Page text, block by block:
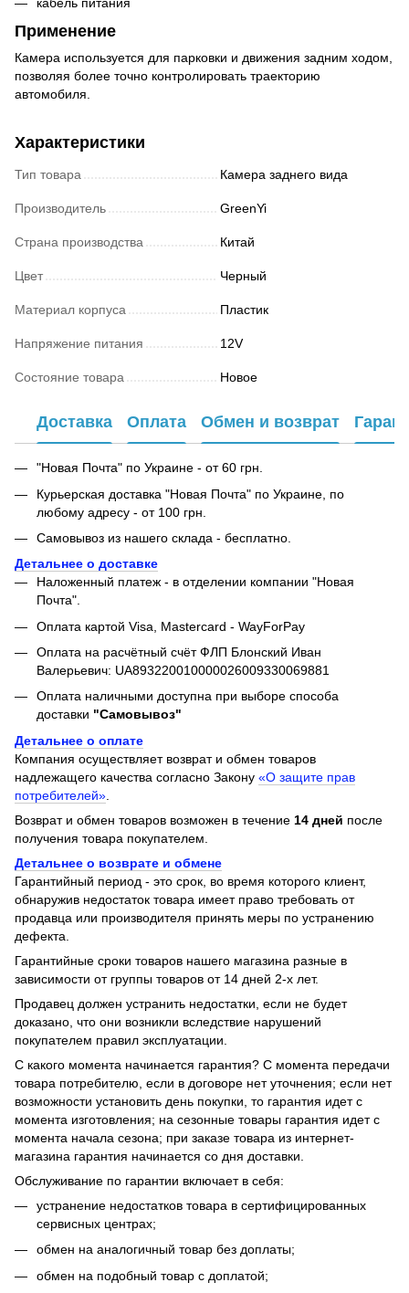
Применение
Камера используется для парковки и движения задним ходом,
позволяя более точно контролировать траекторию
автомобиля.
Характеристики
Тип товара Камера заднего вида
Производитель GreenYi
Страна производства Китай
Цвет Черный
Материал корпуса Пластик
Напряжение питания 12V
Состояние товара Новое
Доставка Оплата Обмен и возврат
"Новая Почта" по Украине - от 60 грн.
Курьерская доставка "Новая Почта" по Украине, по
любому адресу - от 100 грн.
Самовывоз из нашего склада - бесплатно.
Детальнее о доставке
Наложенный платеж - в отделении компании "Новая
Почта".
Оплата картой Visa, Mastercard - WayForPay
Оплата на расчётный счёт ФЛП Блонский Иван
Валерьевич: UA893220010000026009330069881
Оплата наличными доступна при выборе способа
доставки "Самовывоз"
Детальнее о оплате
Компания осуществляет возврат и обмен товаров
надлежащего качества согласно Закону «О защите прав
потребителей»
Возврат и обмен товаров возможен в течение 14 дней после
получения товара покупателем.
Детальнее о возврате и обмене
Гарантийный период - это срок, во время которого клиент,
обнаружив недостаток товара имеет право требовать от
продавца или производителя принять меры по устранению
дефекта.
Гарантийные сроки товаров нашего магазина разные в
зависимости от группы товаров от 14 дней 2-х лет.
Продавец должен устранить недостатки, если не будет
доказано, что они возникли вследствие нарушений
покупателем правил эксплуатации.
С какого момента начинается гарантия? С момента передачи
товара потребителю, если в договоре нет уточнения; если нет
возможности установить день покупки, то гарантия идет с
момента изготовления; на сезонные товары гарантия идет с
момента начала сезона; при заказе товара из интернет-
магазина гарантия начинается со дня доставки.
Обслуживание по гарантии включает в себя:
устранение недостатков товара в сертифицированных
сервисных центрах;
обмен на аналогичный товар без доплаты;
обмен на подобный товар с доплатой;